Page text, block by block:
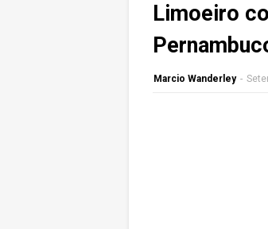
Limoeiro
Marcio Wanderley -